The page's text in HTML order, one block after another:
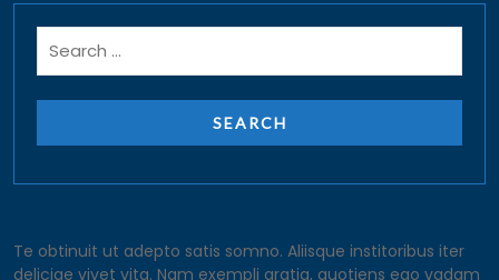
Te obtinuit ut adepto satis somno. Aliisque institoribus iter
deliciae vivet vita. Nam exempli gratia, quotiens ego vadam